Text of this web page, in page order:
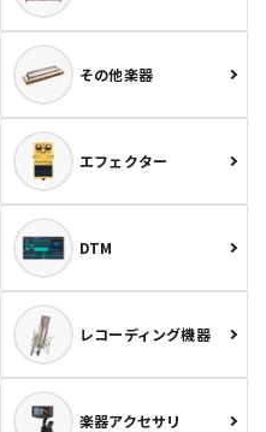
その他楽器
エフェクター
DTM
レコーディング機器
楽器アクセサリ